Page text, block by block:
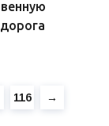
116 →